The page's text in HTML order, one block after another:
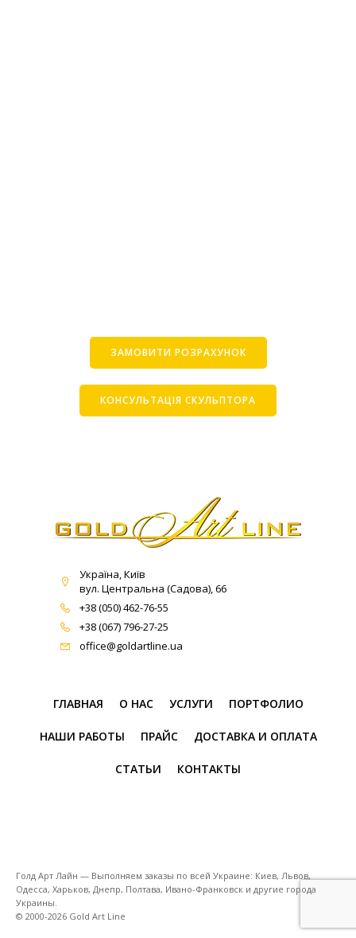
ЗАМОВИТИ РОЗРАХУНОК
КОНСУЛЬТАЦІЯ СКУЛЬПТОРА
Україна, Київ
вул. Центральна (Садова), 66
+38 (050) 462-76-55
+38 (067) 796-27-25
office@goldartline.ua
ГЛАВНАЯ О НАС УСЛУГИ ПОРТФОЛИО
НАШИ РАБОТЫ ПРАЙС ДОСТАВКА И ОПЛАТА
СТАТЬИ КОНТАКТЫ
Голд Арт Лайн — Выполняем заказы по всей Украине: Киев, Львов,
Одесса, Харьков, Днепр, Полтава, Ивано-Франковск и другие города
Украины.
© 2000-2026 Gold Art Line